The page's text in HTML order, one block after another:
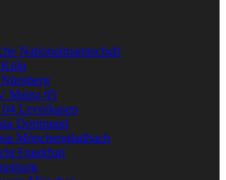
Nationalmannschaft
Mainz 05
Leverkusen
Dortmund
Mönchengladbach
Frankfurt